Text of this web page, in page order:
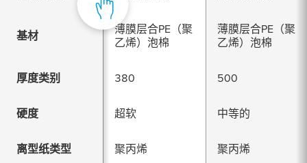
基材
薄膜层合PE（聚
乙烯）泡棉
薄膜层合PE（聚
乙烯）泡棉
厚度类别 380 500
硬度 超软 中等的
离型纸类型 聚丙烯 聚丙烯